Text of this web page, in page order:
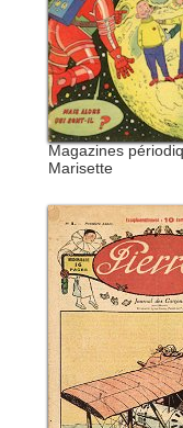
Magazines
Marisette